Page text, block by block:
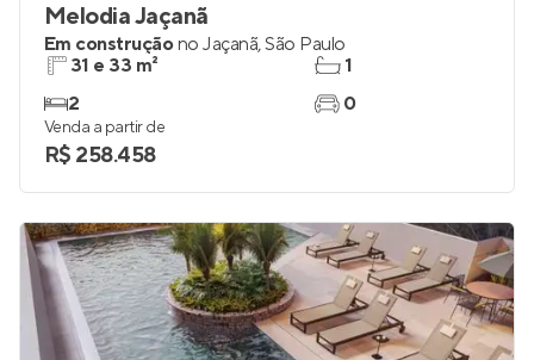
Melodia Jaçanã
Em construçãono Jaçanã,São Paulo
31 e 33 m²
2
1
0
Venda a partir de
R$ 258.458